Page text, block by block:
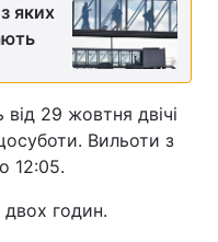
яких
29 жовтня двічі
Вильоти з
12:05.
двох годин.